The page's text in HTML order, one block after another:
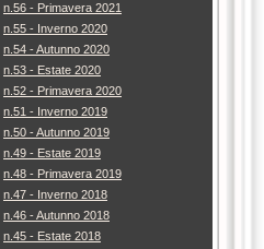
n.56 - Primavera 2021
n.55 - Inverno 2020
n.54 - Autunno 2020
n.53 - Estate 2020
n.52 - Primavera 2020
n.51 - Inverno 2019
n.50 - Autunno 2019
n.49 - Estate 2019
n.48 - Primavera 2019
n.47 - Inverno 2018
n.46 - Autunno 2018
n.45 - Estate 2018